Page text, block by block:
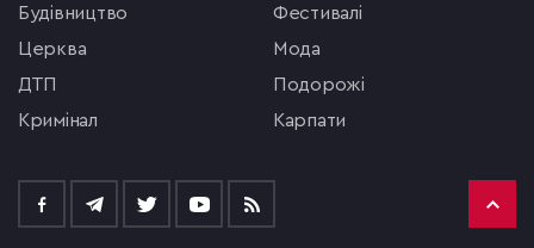
будівництво
церква
ДТП
кримінал
фестивалі
мода
подорожі
Карпати